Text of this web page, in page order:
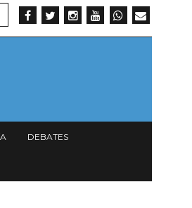
DEBATES